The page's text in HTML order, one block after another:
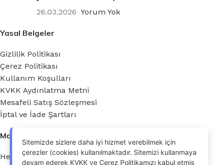
26.03.2026 Yorum Yok
Yasal Belgeler
Gizlilik Politikası
Çerez Politikası
Kullanım Koşulları
KVKK Aydınlatma Metni
Mesafeli Satış Sözleşmesi
İptal ve İade Şartları
Mağazamız
Hesabım
Sitemizde sizlere daha iyi hizmet verebilmek için
çerezler (cookies) kullanılmaktadır. Sitemizi kullanmaya
devam ederek KVKK ve Çerez Politikamızı kabul etmiş